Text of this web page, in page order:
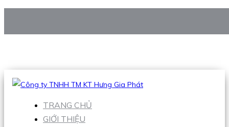
Hotline:0938 906 663
TRANG CHỦ
GIỚI THIỆU